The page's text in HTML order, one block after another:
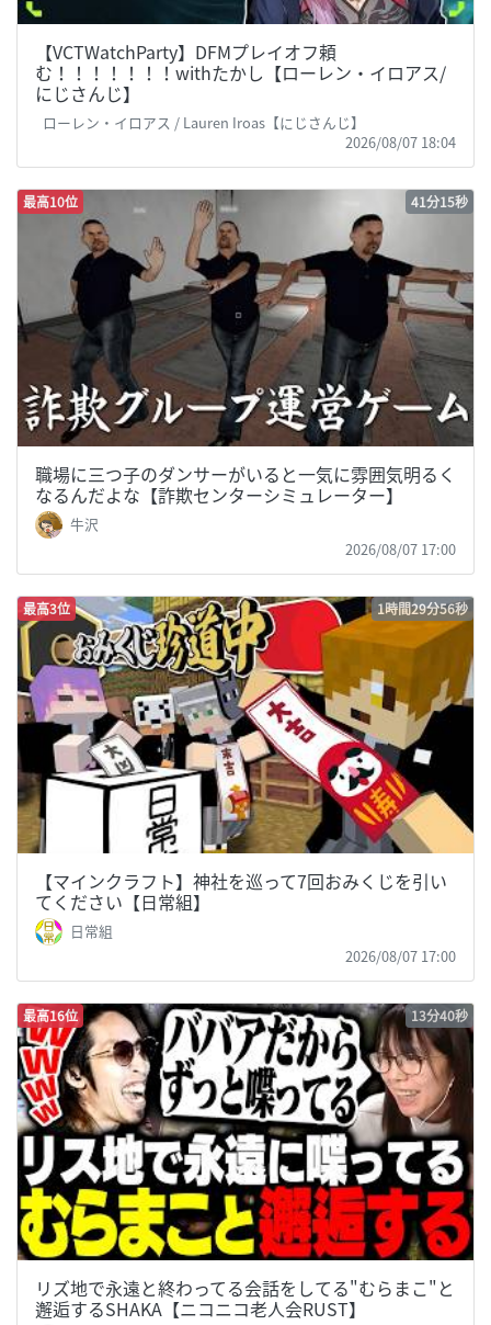
【VCTWatchParty】DFMプレイオフ頼
む！！！！！！！withたかし【ローレン・イロアス/
にじさんじ】
ローレン・イロアス / Lauren Iroas【にじさんじ】
2026/08/07 18:04
最高10位 41分15秒
職場に三つ子のダンサーがいると一気に雰囲気明るく
なるんだよな【詐欺センターシミュレーター】
牛沢
2026/08/07 17:00
最高3位 1時間29分56秒
【マインクラフト】神社を巡って7回おみくじを引い
てください【日常組】
日常組
2026/08/07 17:00
最高16位 13分40秒
リズ地で永遠と終わってる会話をしてる"むらまこ"と
邂逅するSHAKA【ニコニコ老人会RUST】